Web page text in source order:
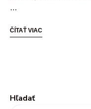
…
ČÍTAŤ VIAC
Hľadať